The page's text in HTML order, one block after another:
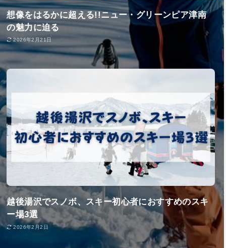
想像をはるかに超える!!ニュー・グリーンピア津南
の魅力に迫る
2026年2月21日
越後湯沢でスノボ、スキー初心者におすすめのスキ
ー場3選
2026年2月2日